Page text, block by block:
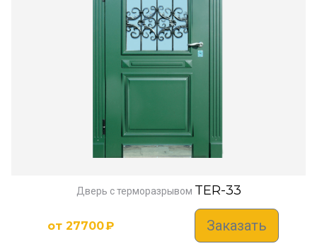
Дверь с терморазрывом TER-33
от 27700₽ Заказать